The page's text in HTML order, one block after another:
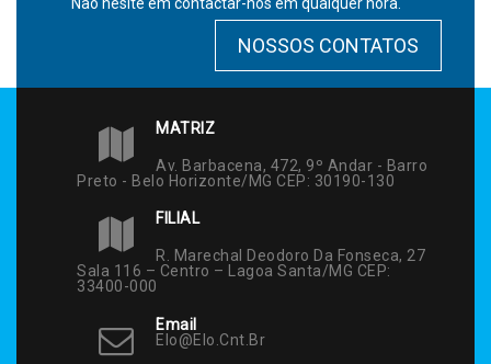
NOSSOS CONTATOS
MATRIZ
Av. Barbacena, 472, 9º Andar - Barro
Preto - Belo Horizonte/MG CEP: 30190-130
FILIAL
R. Marechal Deodoro Da Fonseca, 27
Sala 116 – Centro – Lagoa Santa/MG CEP:
33400-000
Email
Elo@elo.cnt.br